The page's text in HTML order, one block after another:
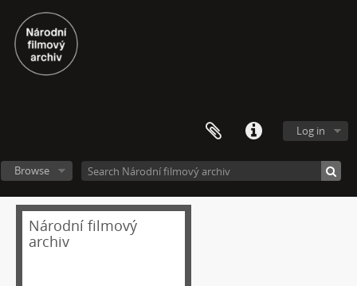
Log in
Browse
Národní filmový
archiv[Fonds] Festivalové soutěžní výběry experimentálního filmu a videoartu